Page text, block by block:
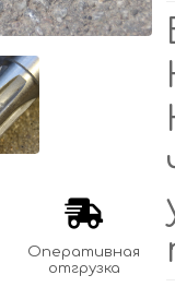
Оперативная
отгрузка